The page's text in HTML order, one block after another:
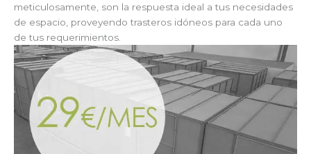
meticulosamente, son la respuesta ideal a tus necesidades
de espacio, proveyendo trasteros idóneos para cada uno
de tus requerimientos.